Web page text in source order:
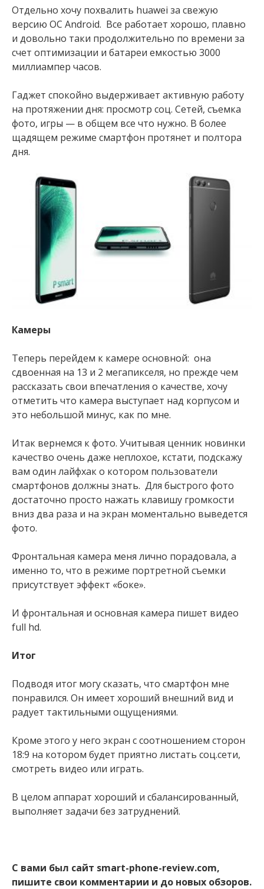
Отдельно хочу похвалить huawei за свежую
версию ОС Аndroid. Все работает хорошо, плавно
и довольно таки продолжительно по времени за
счет оптимизации и батареи емкостью 3000
миллиампер часов.
Гаджет спокойно выдерживает активную работу
на протяжении дня: просмотр соц. Сетей, съемка
фото, игры — в общем все что нужно. В более
щадящем режиме смартфон протянет и полтора
дня.
Камеры
Теперь перейдем к камере основной: она
сдвоенная на 13 и 2 мегапикселя, но прежде чем
рассказать свои впечатления о качестве, хочу
отметить что камера выступает над корпусом и
это небольшой минус, как по мне.
Итак вернемся к фото. Учитывая ценник новинки
качество очень даже неплохое, кстати, подскажу
вам один лайфхак о котором пользователи
смартфонов должны знать. Для быстрого фото
достаточно просто нажать клавишу громкости
вниз два раза и на экран моментально выведется
фото.
Фронтальная камера меня лично порадовала, а
именно то, что в режиме портретной съемки
присутствует эффект «боке».
И фронтальная и основная камера пишет видео
full hd.
Итог
Подводя итог могу сказать, что смартфон мне
понравился. Он имеет хороший внешний вид и
радует тактильными ощущениями.
Кроме этого у него экран с соотношением сторон
18:9 на котором будет приятно листать соц.сети,
смотреть видео или играть.
В целом аппарат хороший и сбалансированный,
выполняет задачи без затруднений.
С вами был сайт smart-phone-review.com,
пишите свои комментарии и до новых обзоров.